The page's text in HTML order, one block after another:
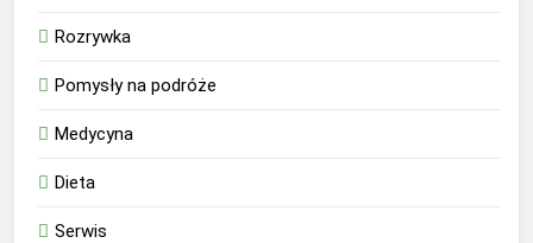
Rozrywka
Pomysły na podróże
Medycyna
Dieta
Serwis